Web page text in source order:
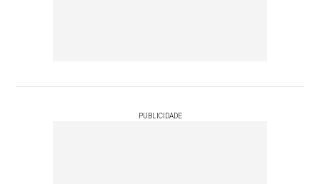
PUBLICIDADE